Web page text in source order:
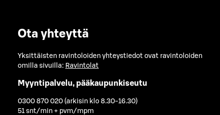
Ota yhteyttä
Yksittäisten ravintoloiden yhteystiedot ovat ravintoloiden
omilla sivuilla: Ravintolat
Myyntipalvelu, pääkaupunkiseutu
0300 870 020 (arkisin klo 8.30-16.30)
51 snt/min + pvm/mpm